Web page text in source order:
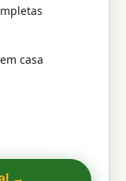
casa
→